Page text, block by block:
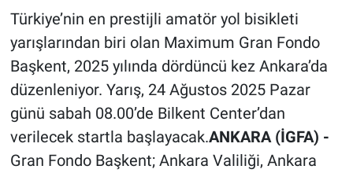
Türkiye’nin en prestijli amatör yol bisikleti
yarışlarından biri olan Maximum Gran Fondo
Başkent, 2025 yılında dördüncü kez Ankara’da
düzenleniyor. Yarış, 24 Ağustos 2025 Pazar
günü sabah 08.00’de Bilkent Center’dan
verilecek startla başlayacak.ANKARA (İGFA) -
Gran Fondo Başkent; Ankara Valiliği, Ankara